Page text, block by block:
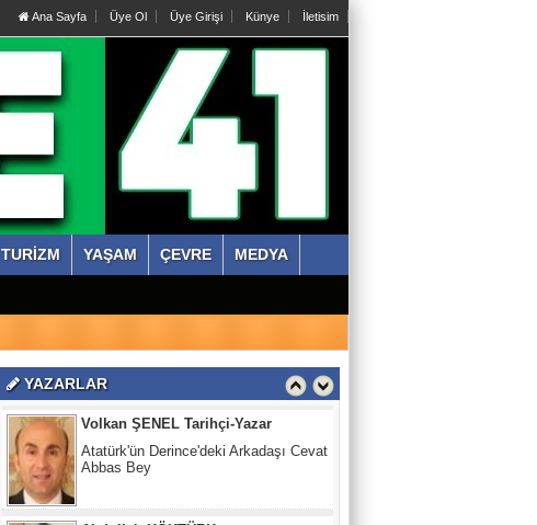
Ana Sayfa Üye Ol Üye Girişi Künye İletisim
TURİZM YAŞAM ÇEVRE MEDYA
YAZARLAR
Abdullah KÖKTÜRK
Tatarları Yakinen Tanımak
Kıssadan hikaye, Kazım Bey Amca
Süleyman DURAK
Atatürk'ün Derince'deki Arkadaşı Cevat
Abbas Bey
Abdullah KÖKTÜRK
Tatarları Yakinen Tanımak